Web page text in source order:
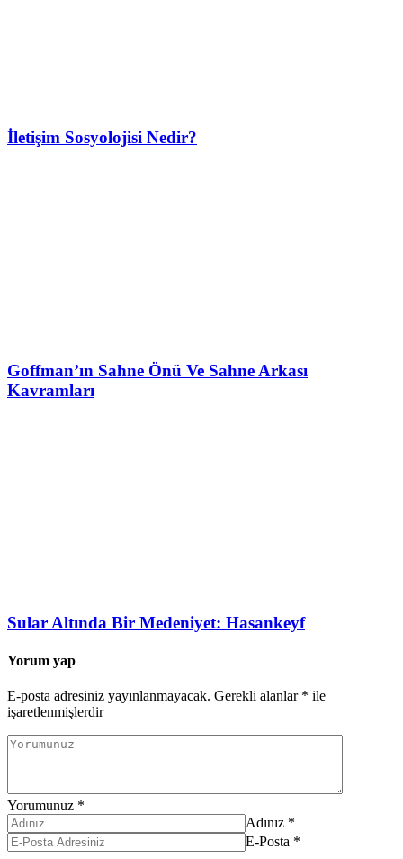
İletişim Sosyolojisi Nedir?
Goffman’ın Sahne Önü Ve Sahne Arkası
Kavramları
Sular Altında Bir Medeniyet: Hasankeyf
Yorum yap
E-posta adresiniz yayınlanmayacak. Gerekli alanlar * ile
işaretlenmişlerdir
Yorumunuz *
Adınız *
E-Posta *